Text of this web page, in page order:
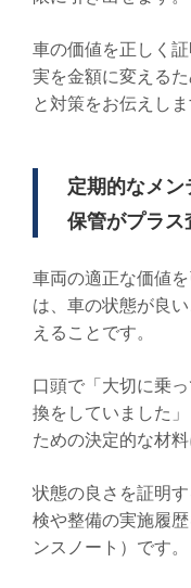
車の価値を正しく
実を金額に変える
と対策をお伝えしま
定期的なメ
保管がプラ
車両の適正な価値
は、車の状態が良
えることです。
口頭で「大切に乗
換をしていました
ための決定的な材料
状態の良さを証明
検や整備の実施履
ンスノート）です。